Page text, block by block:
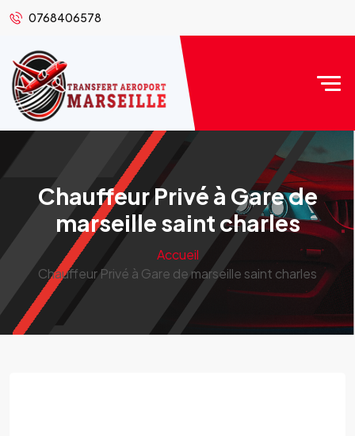
0768406578
Chauffeur Privé à Gare de
marseille saint charles
Accueil
Chauffeur Privé à Gare de marseille saint charles